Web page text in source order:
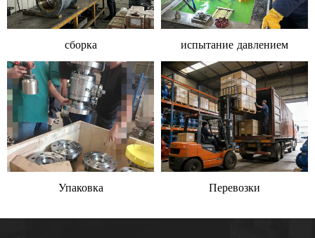
сборка испытание давлением
Упаковка Перевозки